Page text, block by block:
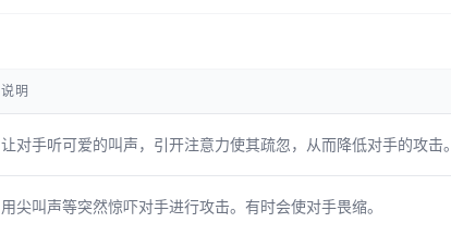
说明
让对手听可爱的叫声，引开注意力使其疏忽，从而降低对手的攻击。
用尖叫声等突然惊吓对手进行攻击。有时会使对手畏缩。